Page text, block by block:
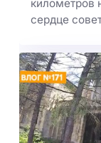
километров
сердце